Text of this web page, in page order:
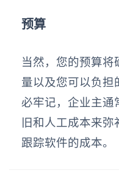
预算
当然，您的预算将
量以及您可以负担
必牢记，企业主通
旧和人工成本来弥
跟踪软件的成本。